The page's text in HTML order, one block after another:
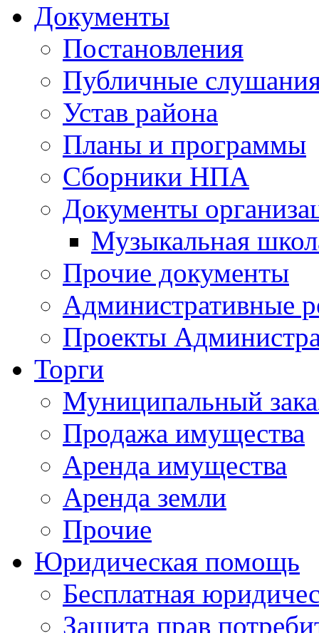
Документы
Постановления
Публичные
Устав района
Планы и программы
Сборники НПА
Документы
Музыкальная
Прочие документы
Административные
Проекты
Торги
Муниципальный
Продажа имущества
Аренда имущества
Аренда земли
Прочие
Юридическая помощь
Бесплатная
Зашита прав